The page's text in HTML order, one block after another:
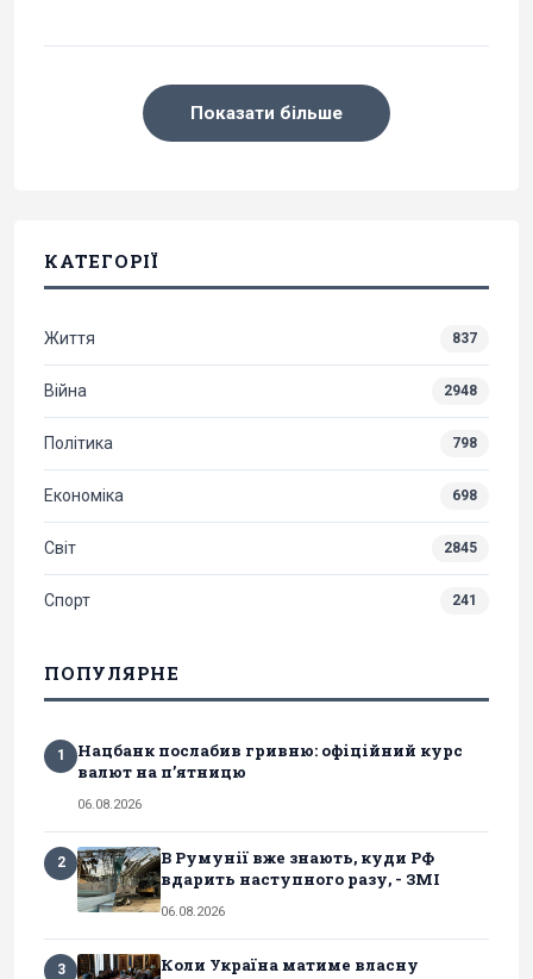
Показати більше
КАТЕГОРІЇ
Життя 837
Війна 2948
Політика 798
Економіка 698
Світ 2845
Спорт 241
ПОПУЛЯРНЕ
1
Нацбанк послабив гривню: офіційний курс
валют на п’ятницю
06.08.2026
2
В Румунії вже знають, куди РФ
вдарить наступного разу, - ЗМІ
06.08.2026
3
Коли Україна матиме власну